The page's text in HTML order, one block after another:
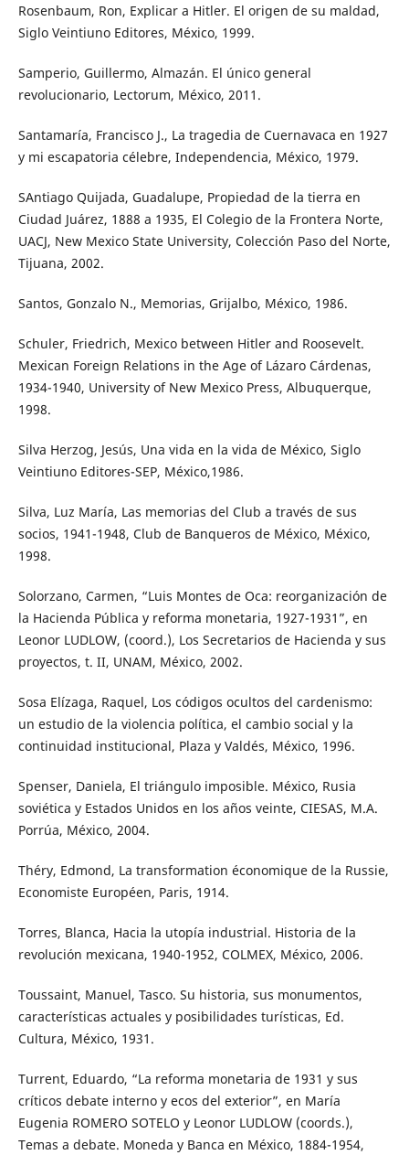
Rosenbaum, Ron, Explicar a Hitler. El origen de su maldad,
Siglo Veintiuno Editores, México, 1999.
Samperio, Guillermo, Almazán. El único general
revolucionario, Lectorum, México, 2011.
Santamaría, Francisco J., La tragedia de Cuernavaca en 1927
y mi escapatoria célebre, Independencia, México, 1979.
SAntiago Quijada, Guadalupe, Propiedad de la tierra en
Ciudad Juárez, 1888 a 1935, El Colegio de la Frontera Norte,
UACJ, New Mexico State University, Colección Paso del Norte,
Tijuana, 2002.
Santos, Gonzalo N., Memorias, Grijalbo, México, 1986.
Schuler, Friedrich, Mexico between Hitler and Roosevelt.
Mexican Foreign Relations in the Age of Lázaro Cárdenas,
1934-1940, University of New Mexico Press, Albuquerque,
1998.
Silva Herzog, Jesús, Una vida en la vida de México, Siglo
Veintiuno Editores-SEP, México,1986.
Silva, Luz María, Las memorias del Club a través de sus
socios, 1941-1948, Club de Banqueros de México, México,
1998.
Solorzano, Carmen, “Luis Montes de Oca: reorganización de
la Hacienda Pública y reforma monetaria, 1927-1931”, en
Leonor LUDLOW, (coord.), Los Secretarios de Hacienda y sus
proyectos, t. II, UNAM, México, 2002.
Sosa Elízaga, Raquel, Los códigos ocultos del cardenismo:
un estudio de la violencia política, el cambio social y la
continuidad institucional, Plaza y Valdés, México, 1996.
Spenser, Daniela, El triángulo imposible. México, Rusia
soviética y Estados Unidos en los años veinte, CIESAS, M.A.
Porrúa, México, 2004.
Théry, Edmond, La transformation économique de la Russie,
Economiste Européen, Paris, 1914.
Torres, Blanca, Hacia la utopía industrial. Historia de la
revolución mexicana, 1940-1952, COLMEX, México, 2006.
Toussaint, Manuel, Tasco. Su historia, sus monumentos,
características actuales y posibilidades turísticas, Ed.
Cultura, México, 1931.
Turrent, Eduardo, “La reforma monetaria de 1931 y sus
críticos debate interno y ecos del exterior”, en María
Eugenia ROMERO SOTELO y Leonor LUDLOW (coords.),
Temas a debate. Moneda y Banca en México, 1884-1954,